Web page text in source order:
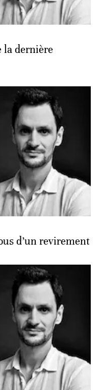
la dernière
d’un revirement